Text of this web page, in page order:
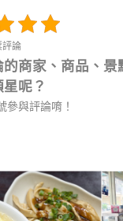
評論
商家、商品、景
呢？
參與評論唷！